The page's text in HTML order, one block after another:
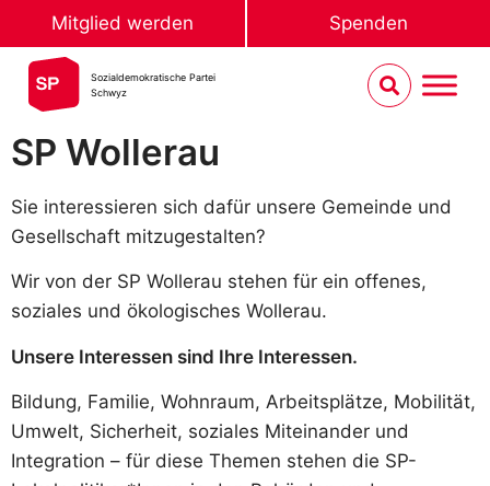
Mitglied werden Spenden
Sozialdemokratische Partei
Schwyz
SP Wollerau
Sie interessieren sich dafür unsere Gemeinde und
Gesellschaft mitzugestalten?
Wir von der SP Wollerau stehen für ein offenes,
soziales und ökologisches Wollerau.
Unsere Interessen sind Ihre Interessen.
Bildung, Familie, Wohnraum, Arbeitsplätze, Mobilität,
Umwelt, Sicherheit, soziales Miteinander und
Integration – für diese Themen stehen die SP-